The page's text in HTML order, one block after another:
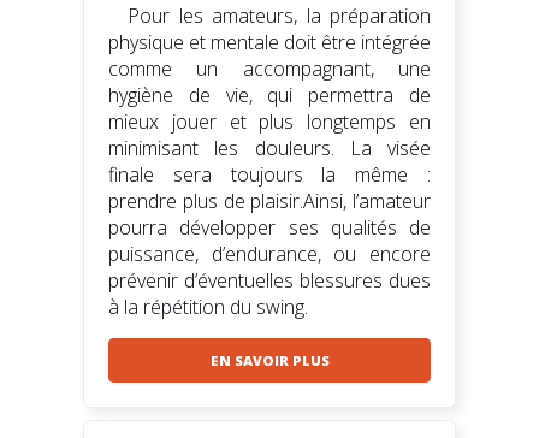
Pour les amateurs, la préparation
physique et mentale doit être intégrée
comme un accompagnant, une
hygiène de vie, qui permettra de
mieux jouer et plus longtemps en
minimisant les douleurs. La visée
finale sera toujours la même :
prendre plus de plaisir.Ainsi, l’amateur
pourra développer ses qualités de
puissance, d’endurance, ou encore
prévenir d’éventuelles blessures dues
à la répétition du swing.
EN SAVOIR PLUS